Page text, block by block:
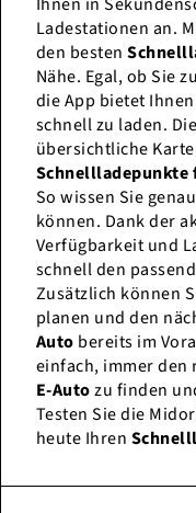
Ladestationen an.
den besten
Nähe. Egal, ob Sie
die App bietet
schnell zu laden.
übersichtliche
Schnellladepunkte
So wissen Sie
können. Dank der
Verfügbarkeit und
schnell den
Zusätzlich können
planen und den
Auto bereits im
einfach, immer den
E-Autozu finden
Testen Sie die
heute Ihren